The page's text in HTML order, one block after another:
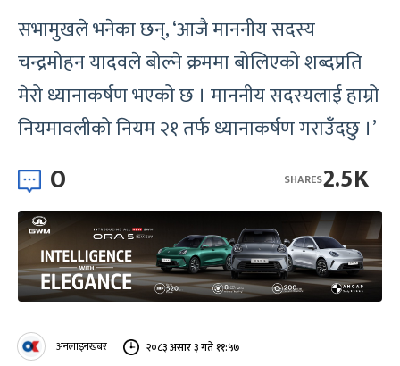
सभामुखले भनेका छन्, ‘आजै माननीय सदस्य
चन्द्रमोहन यादवले बोल्ने क्रममा बोलिएको शब्दप्रति
मेरो ध्यानाकर्षण भएको छ । माननीय सदस्यलाई हाम्रो
नियमावलीको नियम २१ तर्फ ध्यानाकर्षण गराउँदछु ।’
0 2.5K
SHARES
अनलाइनखबर २०८३ असार ३ गते ११:५७